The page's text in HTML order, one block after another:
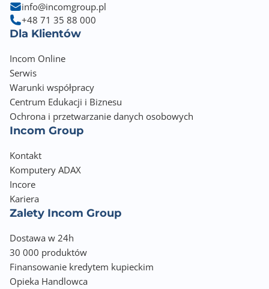
info@incomgroup.pl
+48 71 35 88 000
Dla Klientów
Incom Online
Serwis
Warunki współpracy
Centrum Edukacji i Biznesu
Ochrona i przetwarzanie danych osobowych
Incom Group
Kontakt
Komputery ADAX
Incore
Kariera
Zalety Incom Group
Dostawa w 24h
30 000 produktów
Finansowanie kredytem kupieckim
Opieka Handlowca